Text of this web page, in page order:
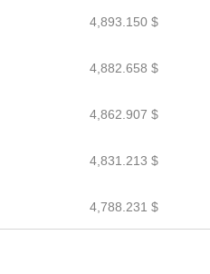
4,893.150 $
4,882.658 $
4,862.907 $
4,831.213 $
4,788.231 $